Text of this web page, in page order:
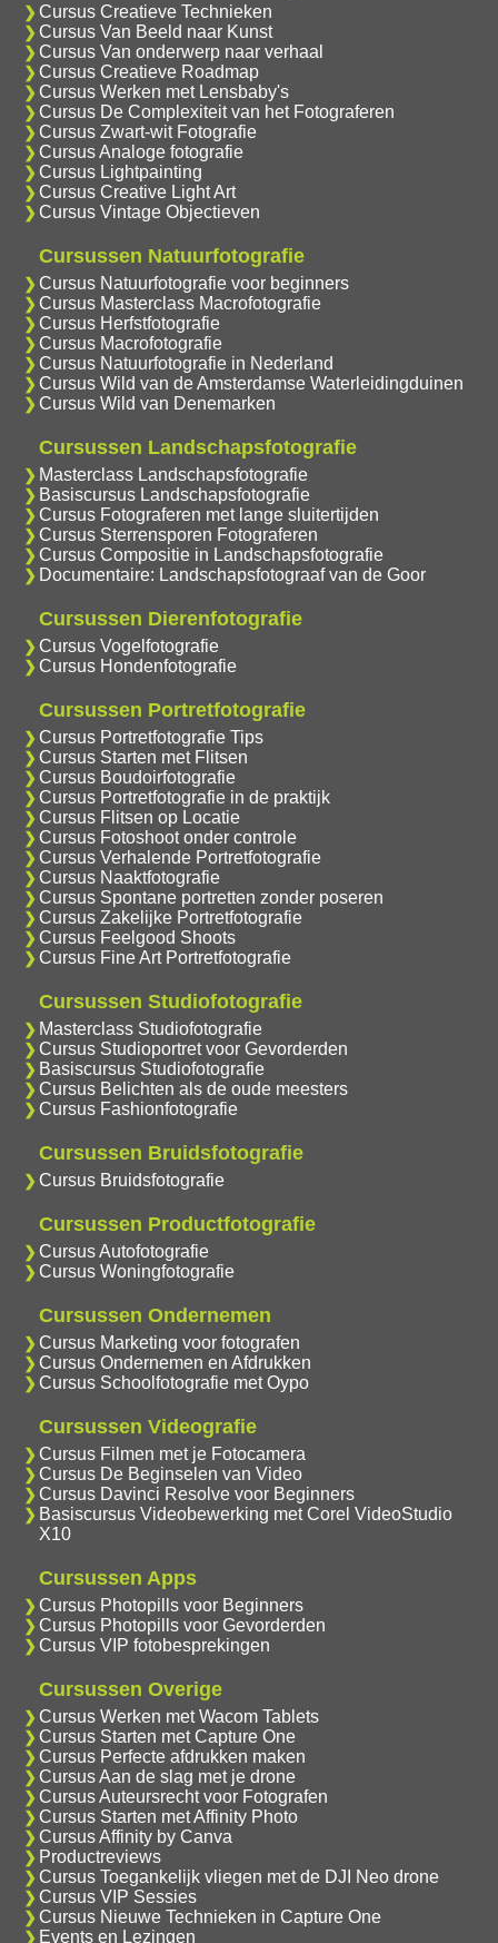
Cursus Creatieve Technieken
Cursus Van Beeld naar Kunst
Cursus Van onderwerp naar verhaal
Cursus Creatieve Roadmap
Cursus Werken met Lensbaby's
Cursus De Complexiteit van het Fotograferen
Cursus Zwart-wit Fotografie
Cursus Analoge fotografie
Cursus Lightpainting
Cursus Creative Light Art
Cursus Vintage Objectieven
Cursussen Natuurfotografie
Cursus Natuurfotografie voor beginners
Cursus Masterclass Macrofotografie
Cursus Herfstfotografie
Cursus Macrofotografie
Cursus Natuurfotografie in Nederland
Cursus Wild van de Amsterdamse Waterleidingduinen
Cursus Wild van Denemarken
Cursussen Landschapsfotografie
Masterclass Landschapsfotografie
Basiscursus Landschapsfotografie
Cursus Fotograferen met lange sluitertijden
Cursus Sterrensporen Fotograferen
Cursus Compositie in Landschapsfotografie
Documentaire: Landschapsfotograaf van de Goor
Cursussen Dierenfotografie
Cursus Vogelfotografie
Cursus Hondenfotografie
Cursussen Portretfotografie
Cursus Portretfotografie Tips
Cursus Starten met Flitsen
Cursus Boudoirfotografie
Cursus Portretfotografie in de praktijk
Cursus Flitsen op Locatie
Cursus Fotoshoot onder controle
Cursus Verhalende Portretfotografie
Cursus Naaktfotografie
Cursus Spontane portretten zonder poseren
Cursus Zakelijke Portretfotografie
Cursus Feelgood Shoots
Cursus Fine Art Portretfotografie
Cursussen Studiofotografie
Masterclass Studiofotografie
Cursus Studioportret voor Gevorderden
Basiscursus Studiofotografie
Cursus Belichten als de oude meesters
Cursus Fashionfotografie
Cursussen Bruidsfotografie
Cursus Bruidsfotografie
Cursussen Productfotografie
Cursus Autofotografie
Cursus Woningfotografie
Cursussen Ondernemen
Cursus Marketing voor fotografen
Cursus Ondernemen en Afdrukken
Cursus Schoolfotografie met Oypo
Cursussen Videografie
Cursus Filmen met je Fotocamera
Cursus De Beginselen van Video
Cursus Davinci Resolve voor Beginners
Basiscursus Videobewerking met Corel VideoStudio
X10
Cursussen Apps
Cursus Photopills voor Beginners
Cursus Photopills voor Gevorderden
Cursus VIP fotobesprekingen
Cursussen Overige
Cursus Werken met Wacom Tablets
Cursus Starten met Capture One
Cursus Perfecte afdrukken maken
Cursus Aan de slag met je drone
Cursus Auteursrecht voor Fotografen
Cursus Starten met Affinity Photo
Cursus Affinity by Canva
Productreviews
Cursus Toegankelijk vliegen met de DJI Neo drone
Cursus VIP Sessies
Cursus Nieuwe Technieken in Capture One
Events en Lezingen